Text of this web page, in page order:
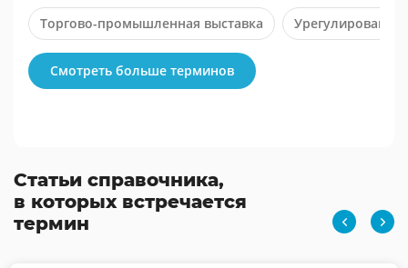
Торгово-промышленная выставка Урегулирование
Смотреть больше терминов
Статьи справочника,
в которых встречается
термин